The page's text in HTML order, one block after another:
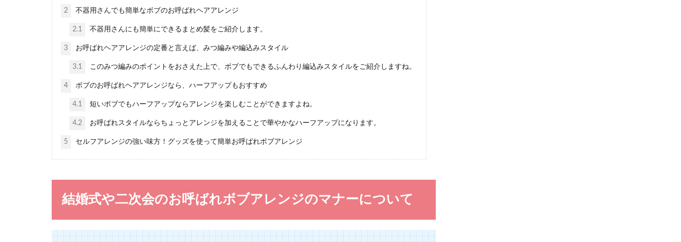
メガネファッション【50代】大人の女性の魅力を引き出す選び方
50代の女性の中には、メガネをかけることで老けた印象になることにお悩みの人もいるのではな
いでしょうか...
女子が着る服装の系統にはどういったものがあるのか
ファッションで着るものの種類は数多くありますが、中でも女子が着る服装の系統にはどういっ
2 不器用さんでも簡単なボブのお呼ばれヘアアレンジ
2.1 不器用さんにも簡単にできるまとめ髪をご紹介します。
3 お呼ばれヘアアレンジの定番と言えば、みつ編みや編込みスタイル
3.1 このみつ編みのポイントをおさえた上で、ボブでもできるふんわり編込みスタイルをご紹介しますね。
4 ボブのお呼ばれヘアアレンジなら、ハーフアップもおすすめ
4.1 短いボブでもハーフアップならアレンジを楽しむことができますよね。
4.2 お呼ばれスタイルならちょっとアレンジを加えることで華やかなハーフアップになります。
5 セルフアレンジの強い味方！グッズを使って簡単お呼ばれボブアレンジ
結婚式や二次会のお呼ばれボブアレンジのマナーについて